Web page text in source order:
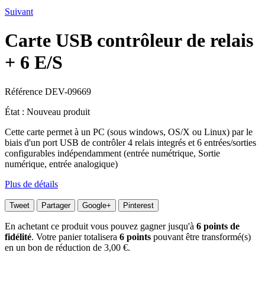
Suivant
Carte USB contrôleur de relais
+ 6 E/S
Référence DEV-09669
État : Nouveau produit
Cette carte permet à un PC (sous windows, OS/X ou Linux) par le
biais d'un port USB de contrôler 4 relais integrés et 6 entrées/sorties
configurables indépendamment (entrée numétrique, Sortie
numérique, entrée analogique)
Plus de détails
Tweet Partager Google+ Pinterest
En achetant ce produit vous pouvez gagner jusqu'à 6 points de
fidélité. Votre panier totalisera 6 points pouvant être transformé(s)
en un bon de réduction de 3,00 €.